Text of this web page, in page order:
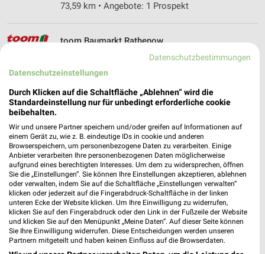
73,59 km • Angebote: 1 Prospekt
toom Baumarkt Rathenow
14712 Rathenow
72,65 km • Angebote: 1 Prospekt
Hellweg Stendal
Clausewitzstrasse 6
39576 Stendal
Heute 08:00 - 20:00 Uhr | Geschlossen
106,15 km
Sonderpreis Baumarkt Premnitz
Datenschutzbestimmungen
Datenschutzeinstellungen
Durch Klicken auf die Schaltfläche „Ablehnen“ wird die
Standardeinstellung nur für unbedingt erforderliche cookie
beibehalten.
Wir und unsere Partner speichern und/oder greifen auf Informationen auf
einem Gerät zu, wie z. B. eindeutige IDs in cookie und anderen
Browserspeichern, um personenbezogene Daten zu verarbeiten. Einige
Anbieter verarbeiten Ihre personenbezogenen Daten möglicherweise
aufgrund eines berechtigten Interesses. Um dem zu widersprechen, öffnen
Sie die „Einstellungen“. Sie können Ihre Einstellungen akzeptieren, ablehnen
oder verwalten, indem Sie auf die Schaltfläche „Einstellungen verwalten“
klicken oder jederzeit auf die Fingerabdruck-Schaltfläche in der linken
unteren Ecke der Website klicken. Um Ihre Einwilligung zu widerrufen,
klicken Sie auf den Fingerabdruck oder den Link in der Fußzeile der Website
und klicken Sie auf den Menüpunkt „Meine Daten“. Auf dieser Seite können
Sie Ihre Einwilligung widerrufen. Diese Entscheidungen werden unseren
Partnern mitgeteilt und haben keinen Einfluss auf die Browserdaten.